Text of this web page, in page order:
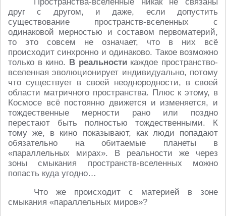
друг с другом, и даже, если допустить
существование пространств-вселенных с
одинаковой мерностью и составом первоматерий,
то это совсем не означает, что в них всё
происходит синхронно и одинаково. Такое возможно
только в кино. В реальностикаждое пространство-
вселенная эволюционирует индивидуально, потому
что существует в своей неоднородности, в своей
области матричного пространства. Плюс к этому, в
Космосе всё постоянно движется и изменяется, и
тождественные мерности рано или поздно
перестают быть полностью тождественными. К
тому же, в кино показывают, как люди попадают
обязательно на обитаемые планеты в
«параллельных мирах». В реальности же через
зоны смыкания пространств-вселенных можно
попасть куда угодно…
Что же происходит с материей в зоне
смыкания «параллельных миров»?